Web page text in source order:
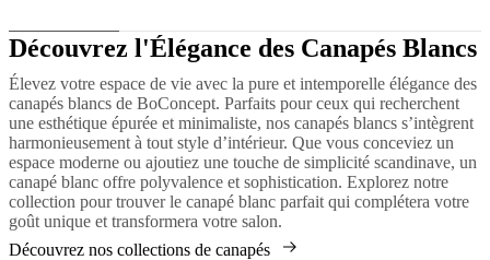
Découvrez l'Élégance des Canapés Blancs
Élevez votre espace de vie avec la pure et intemporelle élégance des
canapés blancs de BoConcept. Parfaits pour ceux qui recherchent
une esthétique épurée et minimaliste, nos canapés blancs s’intègrent
harmonieusement à tout style d’intérieur. Que vous conceviez un
espace moderne ou ajoutiez une touche de simplicité scandinave, un
canapé blanc offre polyvalence et sophistication. Explorez notre
collection pour trouver le canapé blanc parfait qui complétera votre
goût unique et transformera votre salon.
Découvrez nos collections de canapés